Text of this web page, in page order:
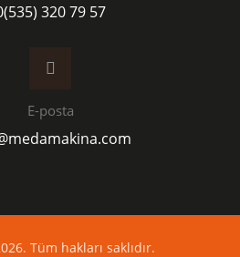
320 79 57
E-posta
Tüm hakları saklıdır.